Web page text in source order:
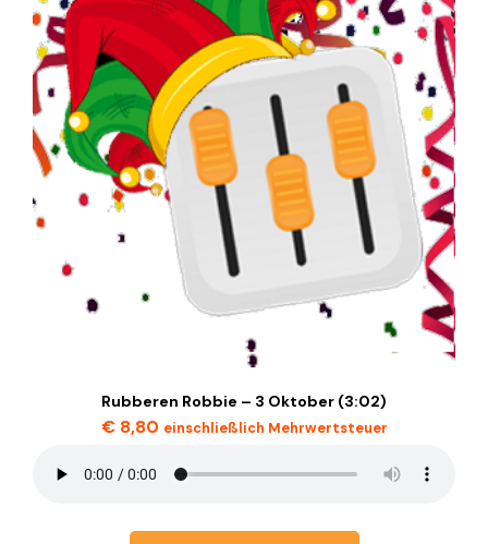
Rubberen Robbie – 3 Oktober (3:02)
€8,80 einschließlich Mehrwertsteuer